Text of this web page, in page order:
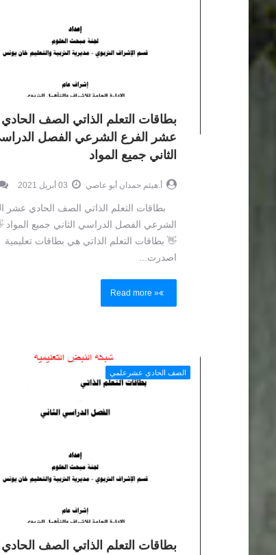
بطاقات التعلم الذاتي الصف الحادي
عشر الفرع الشرعي الفصل
الثاني جميع المواد
أ.هيثم حمدان أبو عاصي
بطاقات التعلم الذاتي الصف الحادي عشر
الشرعي الفصل الدراسي الثاني جميع المواد
👋 بطاقات التعلم الذاتي هي بطاقات تعليمية
اصدرت...
Read more »
الصف الحادي عشرعلمي
بطاقات التعلم الذاتي الصف الحادي
وكالة الغوث البطاقة رقم 1 & 2 من بطاقات
توجيهي الفرع العلمي
أ.هيثم حمدان أبو عاصي